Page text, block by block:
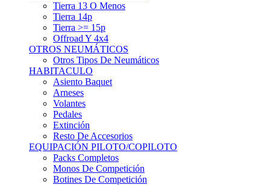
Tierra >= 15p
Offroad Y 4x4
OTROS NEUMÁTICOS
Otros Tipos De Neumáticos
HABITACULO
Asiento Baquet
Arneses
Volantes
Pedales
Extinción
Resto De Accesorios
EQUIPACIÓN PILOTO/COPILOTO
Packs Completos
Monos De Competición
Botines De Competición
Guantes